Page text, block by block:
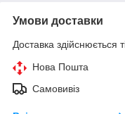
Умови доставки
Доставка здійснюється
Нова Пошта
Самовивіз